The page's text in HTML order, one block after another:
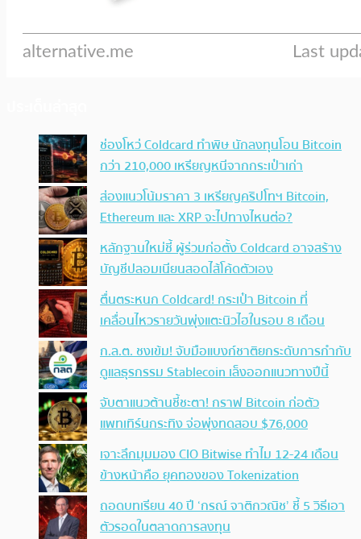
ช่องโหว่ Coldcard ทำพิษ นักลงทุนโอน Bitcoin
กว่า 210,000 เหรียญหนีจากกระเป๋าเก่า
ส่องแนวโน้มราคา 3 เหรียญคริปโทฯ Bitcoin,
Ethereum และ XRP จะไปทางไหนต่อ?
หลักฐานใหม่ชี้ ผู้ร่วมก่อตั้ง Coldcard อาจสร้าง
บัญชีปลอมเนียนสอดไส้โค้ดตัวเอง
ตื่นตระหนก Coldcard! กระเป๋า Bitcoin ที่
เคลื่อนไหวรายวันพุ่งแตะนิวไฮในรอบ 8 เดือน
ก.ล.ต. ชงเข้ม! จับมือแบงก์ชาติยกระดับการกำกับ
ดูแลธุรกรรม Stablecoin เล็งออกแนวทางปีนี้
จับตาแนวต้านชี้ชะตา! กราฟ Bitcoin ก่อตัว
แพทเทิร์นกระทิง จ่อพุ่งทดสอบ $76,000
เจาะลึกมุมมอง CIO Bitwise ทำไม 12-24 เดือน
ข้างหน้าคือ ยุคทองของ Tokenization
ถอดบทเรียน 40 ปี ‘กรณ์ จาติกวณิช’ ชี้ 5 วิธีเอา
ตัวรอดในตลาดการลงทุน